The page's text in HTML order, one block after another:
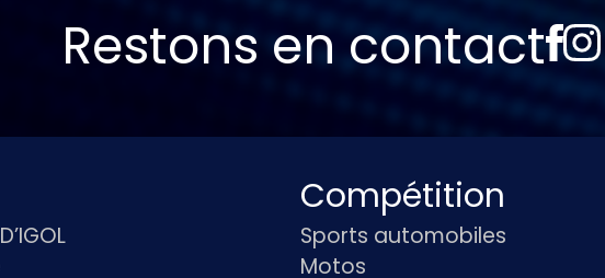
Restons en contact
Compétition
Sports automobiles
Motos